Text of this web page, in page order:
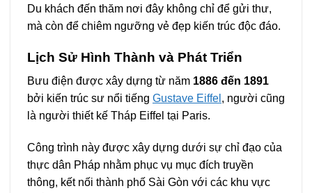
Du khách đến thăm nơi đây không chỉ để gửi thư,
mà còn để chiêm ngưỡng vẻ đẹp kiến trúc độc đáo.
Lịch Sử Hình Thành và Phát Triển
Bưu điện được xây dựng từ năm 1886 đến 1891
bởi kiến trúc sư nổi tiếng Gustave Eiffel , người cũng
là người thiết kế Tháp Eiffel tại Paris.
Công trình này được xây dựng dưới sự chỉ đạo của
thực dân Pháp nhằm phục vụ mục đích truyền
thông, kết nối thành phố Sài Gòn với các khu vực